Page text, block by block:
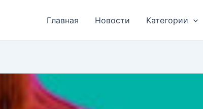
Главная Новости Категории